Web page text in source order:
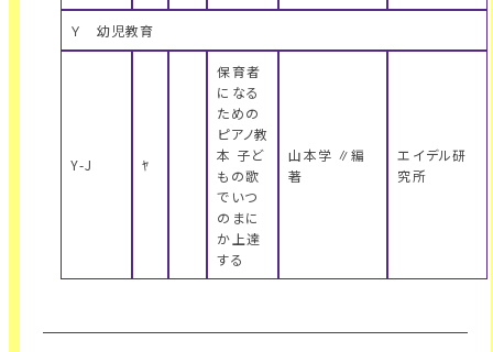
Ｙ 幼児教育
Y-J ﾔ
保育者
になる
ための
ピアノ教
本 子ど
もの歌
でいつ
のまに
か上達
する
山本学 ∥編
著
エイデル研
究所